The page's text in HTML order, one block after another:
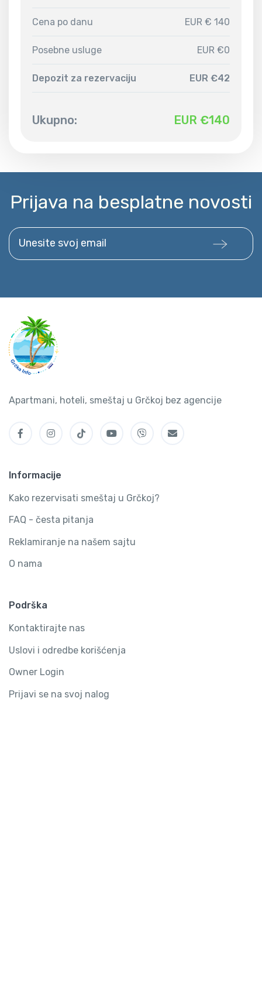
Cena po danu EUR € 140
Posebne usluge EUR €0
Depozit za rezervaciju EUR €42
Ukupno: EUR €140
Prijava na besplatne novosti
Unesite svoj email
Apartmani, hoteli, smeštaj u Grčkoj bez agencije
Informacije
Kako rezervisati smeštaj u Grčkoj?
FAQ - česta pitanja
Reklamiranje na našem sajtu
O nama
Podrška
Kontaktirajte nas
Uslovi i odredbe korišćenja
Owner Login
Prijavi se na svoj nalog